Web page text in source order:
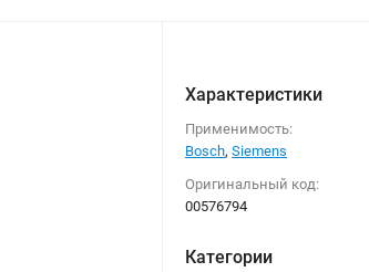
Характеристики
Применимость:
Bosch,Siemens
Оригинальный код:
00576794
Категории